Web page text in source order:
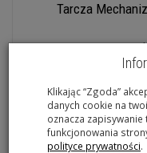
Tarcza
Klikając “Zgoda”
danych cookie na
oznacza
funkcjonowania
polityce prywatności.